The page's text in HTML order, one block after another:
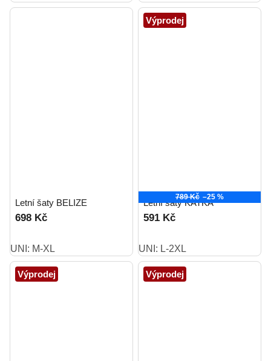
Letní šaty BELIZE
698 Kč
UNI: M-XL
Výprodej
789 Kč –25 %
Letní šaty KATKA
591 Kč
UNI: L-2XL
Výprodej Výprodej